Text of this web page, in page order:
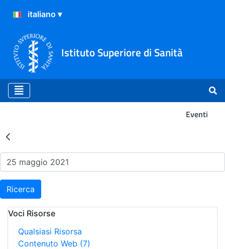
Istituto Superiore di Sanità
Eventi
Risultati della Ricerca -
Ricerca
Voci Risorse
Qualsiasi Risorsa
Contenuto Web (7)